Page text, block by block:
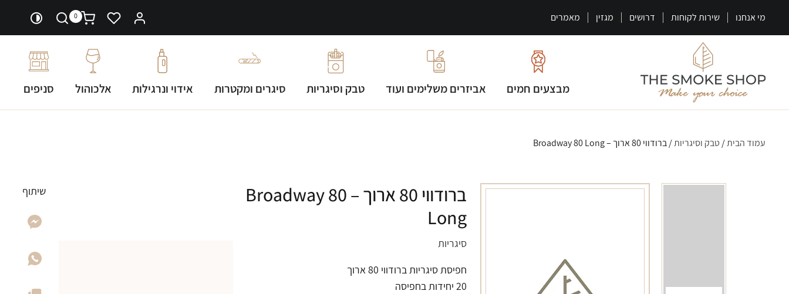
מי אנחנו שירות לקוחות דרושים מגזין מאמרים 0
מבצעים חמים אביזרים משלימים ועוד טבק וסיגריות סיגרים ומקטרות אידוי ונרגילות אלכוהול סניפים
עמוד הבית/טבק וסיגריות/ ברודווי 80 ארוך – Broadway 80 Long
ברודווי 80 ארוך – Broadway 80
Long
סיגריות
חפיסת סיגריות ברודווי 80 ארוך
20 יחידות בחפיסה
שיתוף